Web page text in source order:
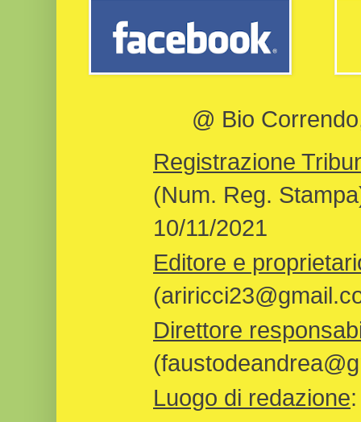
@ Bio
Registrazione
(Num. Reg.
10/11/2021
Editore e
Direttore
Luogo di redazione